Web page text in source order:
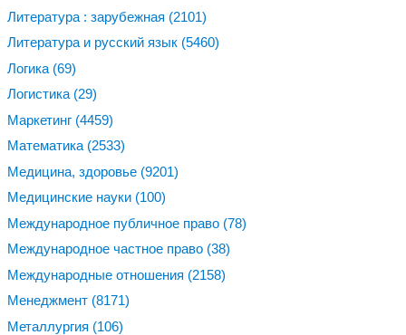
Литература : зарубежная (2101)
Литература и русский язык (5460)
Логика (69)
Логистика (29)
Маркетинг (4459)
Математика (2533)
Медицина, здоровье (9201)
Медицинские науки (100)
Международное публичное право (78)
Международное частное право (38)
Международные отношения (2158)
Менеджмент (8171)
Металлургия (106)